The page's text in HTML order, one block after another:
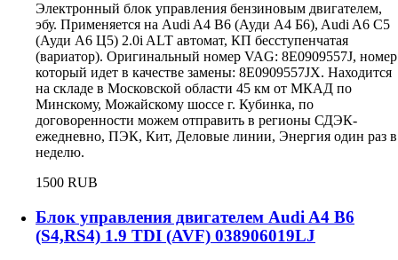
Электронный блок управления бензиновым двигателем,
эбу. Применяется на Audi A4 B6 (Ауди А4 Б6), Audi A6 C5
(Ауди А6 Ц5) 2.0i ALT автомат, КП бесступенчатая
(вариатор). Оригинальный номер VAG: 8E0909557J, номер
который идет в качестве замены: 8E0909557JX. Находится
на складе в Московской области 45 км от МКАД по
Минскому, Можайскому шоссе г. Кубинка, по
договоренности можем отправить в регионы СДЭК-
ежедневно, ПЭК, Кит, Деловые линии, Энергия один раз в
неделю.
1500 RUB
Блок управления двигателем Audi A4 B6
(S4,RS4) 1.9 TDI (AVF) 038906019LJ